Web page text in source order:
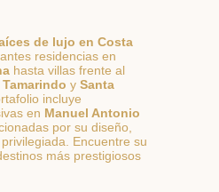
de lujo en Costa
residencias en
hasta villas frente al
Tamarindo y Santa
incluye
en Manuel Antonio
por su diseño,
Encuentre su
más prestigiosos